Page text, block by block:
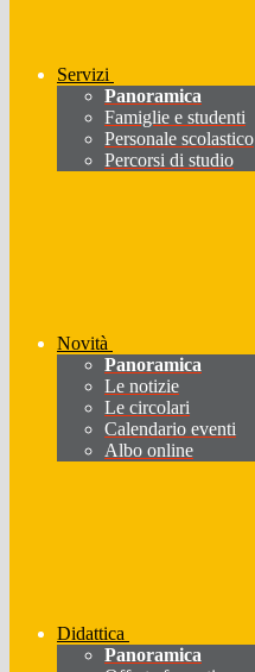
Servizi
Panoramica
Famiglie e studenti
Personale scolastico
Percorsi di studio
Novità
Panoramica
Le notizie
Le circolari
Calendario eventi
Albo online
Didattica
Panoramica